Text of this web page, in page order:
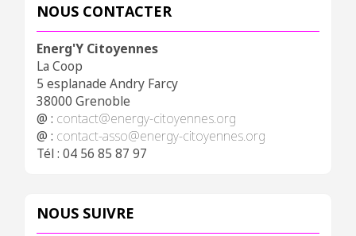
NOUS CONTACTER
Energ'Y Citoyennes
La Coop
5 esplanade Andry Farcy
38000 Grenoble
@ : contact@energy-citoyennes.org
@ : contact-asso@energy-citoyennes.org
Tél : 04 56 85 87 97
NOUS SUIVRE